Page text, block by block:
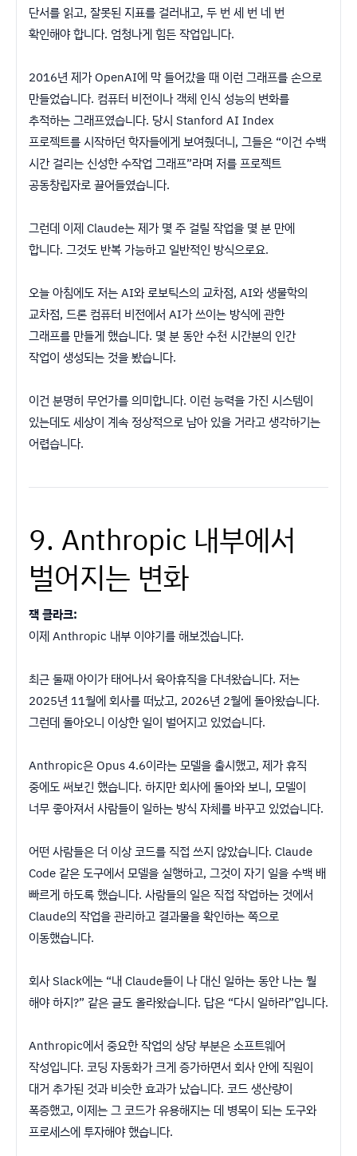
단서를 읽고, 잘못된 지표를 걸러내고, 두 번 세 번 네 번
확인해야 합니다. 엄청나게 힘든 작업입니다.
2016년 제가 OpenAI에 막 들어갔을 때 이런 그래프를 손으로
만들었습니다. 컴퓨터 비전이나 객체 인식 성능의 변화를
추적하는 그래프였습니다. 당시 Stanford AI Index
프로젝트를 시작하던 학자들에게 보여줬더니, 그들은 “이건 수백
시간 걸리는 신성한 수작업 그래프”라며 저를 프로젝트
공동창립자로 끌어들였습니다.
그런데 이제 Claude는 제가 몇 주 걸릴 작업을 몇 분 만에
합니다. 그것도 반복 가능하고 일반적인 방식으로요.
오늘 아침에도 저는 AI와 로보틱스의 교차점, AI와 생물학의
교차점, 드론 컴퓨터 비전에서 AI가 쓰이는 방식에 관한
그래프를 만들게 했습니다. 몇 분 동안 수천 시간분의 인간
작업이 생성되는 것을 봤습니다.
이건 분명히 무언가를 의미합니다. 이런 능력을 가진 시스템이
있는데도 세상이 계속 정상적으로 남아 있을 거라고 생각하기는
어렵습니다.
9. Anthropic 내부에서
벌어지는 변화
잭 클라크:
이제 Anthropic 내부 이야기를 해보겠습니다.
최근 둘째 아이가 태어나서 육아휴직을 다녀왔습니다. 저는
2025년 11월에 회사를 떠났고, 2026년 2월에 돌아왔습니다.
그런데 돌아오니 이상한 일이 벌어지고 있었습니다.
Anthropic은 Opus 4.6이라는 모델을 출시했고, 제가 휴직
중에도 써보긴 했습니다. 하지만 회사에 돌아와 보니, 모델이
너무 좋아져서 사람들이 일하는 방식 자체를 바꾸고 있었습니다.
어떤 사람들은 더 이상 코드를 직접 쓰지 않았습니다. Claude
Code 같은 도구에서 모델을 실행하고, 그것이 자기 일을 수백 배
빠르게 하도록 했습니다. 사람들의 일은 직접 작업하는 것에서
Claude의 작업을 관리하고 결과물을 확인하는 쪽으로
이동했습니다.
회사 Slack에는 “내 Claude들이 나 대신 일하는 동안 나는 뭘
해야 하지?” 같은 글도 올라왔습니다. 답은 “다시 일하라”입니다.
Anthropic에서 중요한 작업의 상당 부분은 소프트웨어
작성입니다. 코딩 자동화가 크게 증가하면서 회사 안에 직원이
대거 추가된 것과 비슷한 효과가 났습니다. 코드 생산량이
폭증했고, 이제는 그 코드가 유용해지는 데 병목이 되는 도구와
프로세스에 투자해야 했습니다.